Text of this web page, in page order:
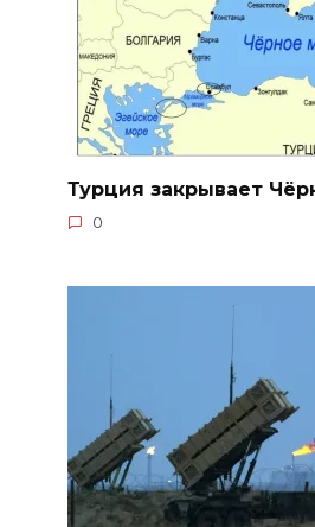
Турция закрывает
0